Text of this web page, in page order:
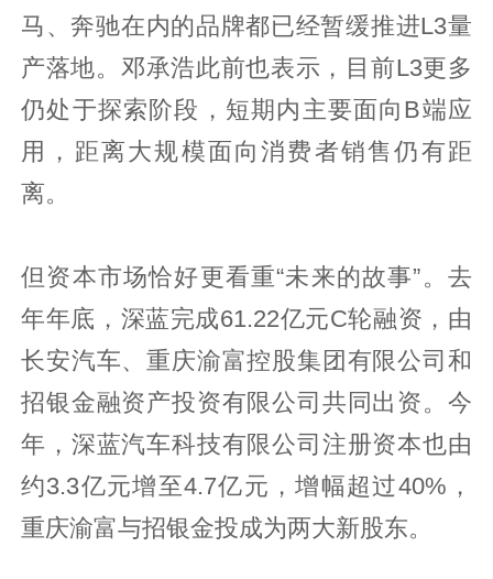
马、奔驰在内的品牌都已经暂缓推进L3量
产落地。邓承浩此前也表示，目前L3更多
仍处于探索阶段，短期内主要面向B端应
用，距离大规模面向消费者销售仍有距
离。
但资本市场恰好更看重“未来的故事”。去
年年底，深蓝完成61.22亿元C轮融资，由
长安汽车、重庆渝富控股集团有限公司和
招银金融资产投资有限公司共同出资。今
年，深蓝汽车科技有限公司注册资本也由
约3.3亿元增至4.7亿元，增幅超过40%，
重庆渝富与招银金投成为两大新股东。